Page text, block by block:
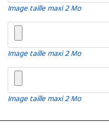
Image taille maxi 2 Mo
Image taille maxi 2 Mo
Image taille maxi 2 Mo